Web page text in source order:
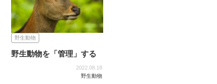
野生動物
野生動物を「管理」する
2022.08.18
野生動物